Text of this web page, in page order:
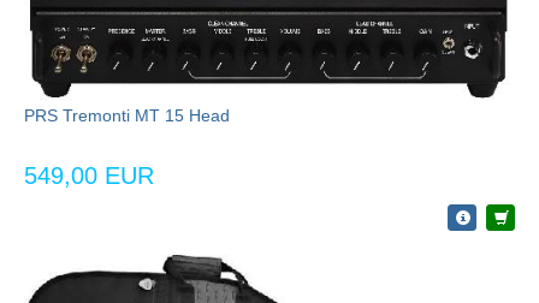
PRS Tremonti MT 15 Head
549,00 EUR